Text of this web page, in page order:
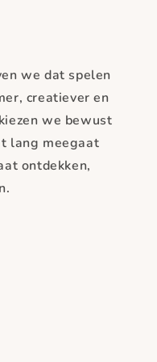
we dat spelen
creatiever en
we bewust
lang meegaat
ontdekken,